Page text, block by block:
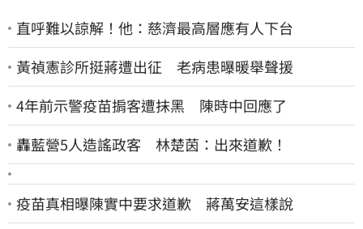
直呼難以諒解！他：慈濟最高層應有人下台
黃禎憲診所挺蔣遭出征 老病患曝暖舉聲援
4年前示警疫苗掮客遭抹黑 陳時中回應了
轟藍營5人造謠政客 林楚茵：出來道歉！
疫苗真相曝陳實中要求道歉 蔣萬安這樣說